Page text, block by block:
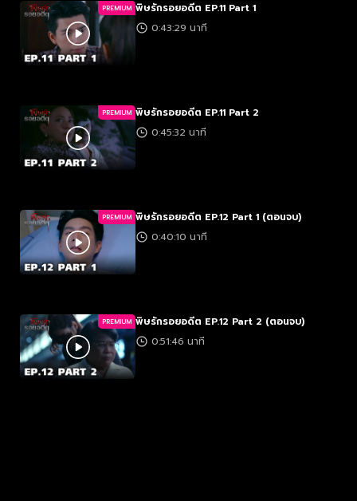
PREMIUM พิษรักรอยอดีต EP.11 Part 1
0:43:29 นาที
PREMIUM พิษรักรอยอดีต EP.11 Part 2
0:45:32 นาที
PREMIUM พิษรักรอยอดีต EP.12 Part 1 (ตอนจบ)
0:40:10 นาที
PREMIUM พิษรักรอยอดีต EP.12 Part 2 (ตอนจบ)
0:51:46 นาที